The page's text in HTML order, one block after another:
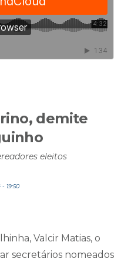
demite
eleitos
19:50
Valcir Matias, o
secretários nomeados